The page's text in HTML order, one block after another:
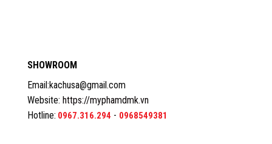
SHOWROOM
Email:kachusa@gmail.com
Website: https://myphamdmk.vn
Hotline: 0967.316.294 - 0968549381